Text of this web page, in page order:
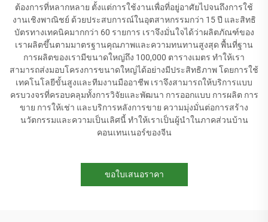
ต้องการที่หลากหลาย ตั้งแต่การใช้งานเพื่อที่อยู่อาศัยไปจนถึงการใช้
งานเชิงพาณิชย์ ด้วยประสบการณ์ในอุตสาหกรรมกว่า 15 ปี และสิทธิ
บัตรทางเทคนิคมากกว่า 60 รายการ เราจึงมั่นใจได้ว่าผลิตภัณฑ์ของ
เราผลิตขึ้นตามมาตรฐานคุณภาพและความทนทานสูงสุด พื้นที่ฐาน
การผลิตของเรามีขนาดใหญ่ถึง 100,000 ตารางเมตร ทำให้เรา
สามารถส่งมอบโครงการขนาดใหญ่ได้อย่างมีประสิทธิภาพ โดยการใช้
เทคโนโลยีขั้นสูงและทีมงานมืออาชีพ เราจึงสามารถให้บริการแบบ
ครบวงจรที่ครอบคลุมทั้งการวิจัยและพัฒนา การออกแบบ การผลิต การ
ขาย การให้เช่า และบริการหลังการขาย ความมุ่งมั่นต่อการสร้าง
นวัตกรรมและความเป็นเลิศนี้ ทำให้เราเป็นผู้นำในภาคส่วนบ้าน
คอนเทนเนอร์ของจีน
ขอใบเสนอราคา